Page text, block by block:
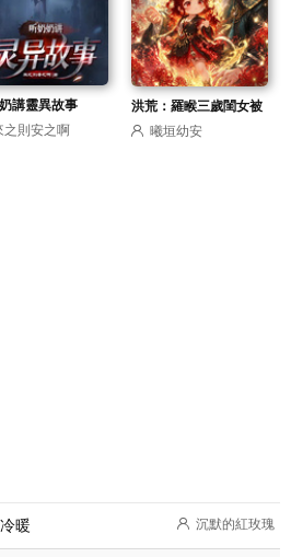
講靈異故事
之則安之啊
洪荒：羅睺三歲閨女被
收入截教了
曦垣幼安
暖 沉默的紅玫瑰